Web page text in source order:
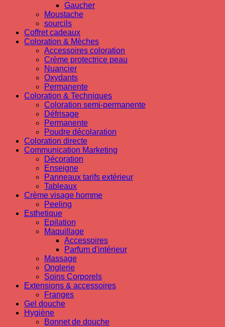
Gaucher
Moustache
sourcils
Coffret cadeaux
Coloration & Mèches
Accessoires coloration
Crème protectrice peau
Nuancier
Oxydants
Permanente
Coloration & Techniques
Coloration semi-permanente
Défrisage
Permanente
Poudre décolaration
Coloration directe
Communication Marketing
Décoration
Enseigne
Panneaux tarifs extérieur
Tableaux
Crème visage homme
Peeling
Esthetique
Epilation
Maquillage
Accessoires
Parfum d'intérieur
Massage
Onglerie
Soins Corporels
Extensions & accessoires
Franges
Gel douche
Hygiène
Bonnet de douche